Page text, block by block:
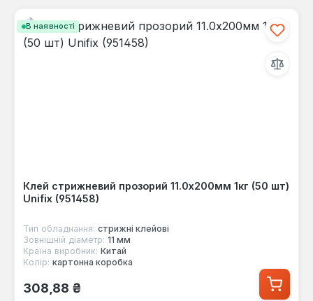
В наявності
Клей стрижневий прозорий 11.0х200мм 1кг (50 шт)
Unifix (951458)
Тип обладнання: стрижні клейові
Зовнішній діаметр: 11 мм
Країна виробник: Китай
Колір: картонна коробка
Звичайна ціна:
308,88 ₴